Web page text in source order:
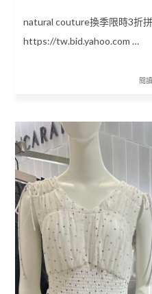
natural couture換季限時3折
https://tw.bid.yahoo.com …
閱